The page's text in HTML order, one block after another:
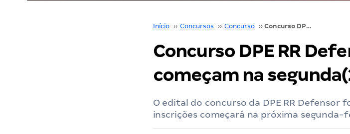
Início ›› Concursos ›› Concurso ›› Concurso DPE RR Defensor: inscrições começam na segunda(26)
Concurso DPE RR
começam na
O edital do concurso da DPE RR Defensor
inscrições começará na próxima segunda-